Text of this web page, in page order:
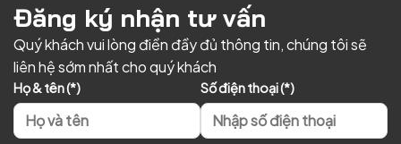
Đăng ký nhận tư vấn
Quý khách vui lòng điền đầy đủ thông tin, chúng tôi sẽ
liên hệ sớm nhất cho quý khách
Họ & tên (*) Số điện thoại (*)